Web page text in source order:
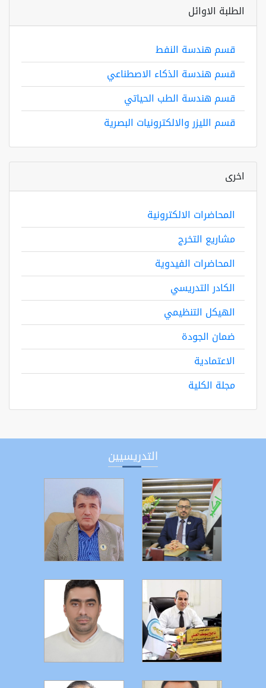
الطلبة الاوائل
قسم هندسة النفط
قسم هندسة الذكاء الاصطناعي
قسم هندسة الطب الحياتي
قسم الليزر والالكترونيات البصرية
اخرى
المحاضرات الالكترونية
مشاريع التخرج
المحاضرات الفيدوية
الكادر التدريسي
الهيكل التنظيمي
ضمان الجودة
الاعتمادية
مجلة الكلية
التدريسيين
التفاصيل التفاصيل
التفاصيل التفاصيل